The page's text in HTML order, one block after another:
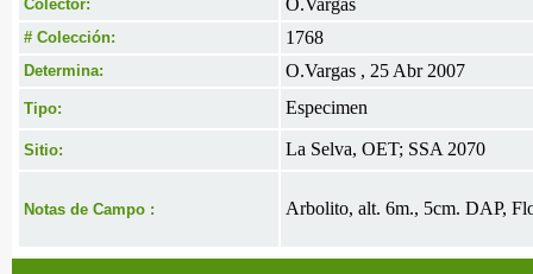
Colector: O.Vargas
# Colección: 1768
Determina: O.Vargas , 25 Abr 2007
Tipo: Especimen
Sitio: La Selva, OET; SSA 2070
Notas de Campo : Arbolito, alt. 6m., 5cm. DAP,